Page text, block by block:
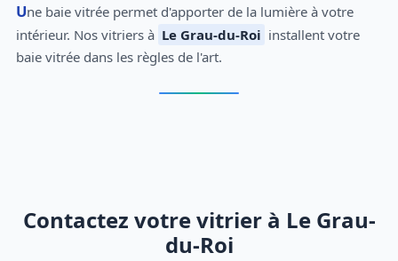
Une baie vitrée permet d'apporter de la lumière à votre
intérieur. Nos vitriers à Le Grau-du-Roi installent votre
baie vitrée dans les règles de l'art.
Contactez votre vitrier à Le Grau-
du-Roi